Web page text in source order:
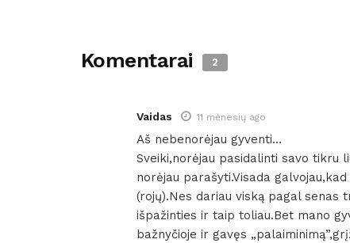
Komentarai 2
Vaidas 11 mėnesių ago
Aš nebenorėjau gyventi…
Sveiki,norėjau pasidalinti savo tikru
norėjau parašyti.Visada
(rojų).Nes dariau viską pagal senas
išpažinties ir taip toliau.Bet mano
bažnyčioje ir gavęs